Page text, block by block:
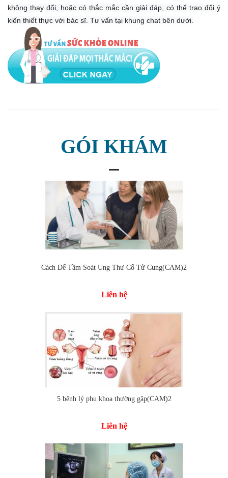
không thay đổi, hoặc có thắc mắc cần giải đáp, có thể trao đổi ý
kiến ​​thiết thực với bác sĩ. Tư vấn tại khung chat bên dưới.
GÓI KHÁM
Cách Để Tầm Soát Ung Thư Cổ Tử Cung(CAM)2
Liên hệ
5 bệnh lý phụ khoa thường gặp(CAM)2
Liên hệ